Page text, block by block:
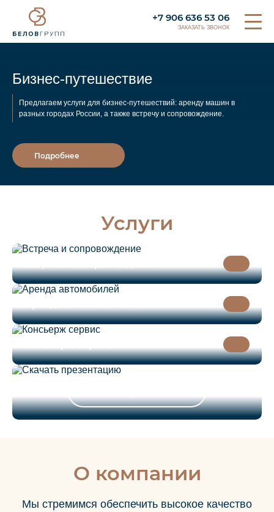
+7 906 636 53 06
ЗАКАЗАТЬ ЗВОНОК
Бизнес-путешествие
Предлагаем услуги для бизнес-путешествий: аренду машин в
разных городах России, а также встречу и сопровождение.
Подробнее
Услуги
О компании
Мы стремимся обеспечить высокое качество